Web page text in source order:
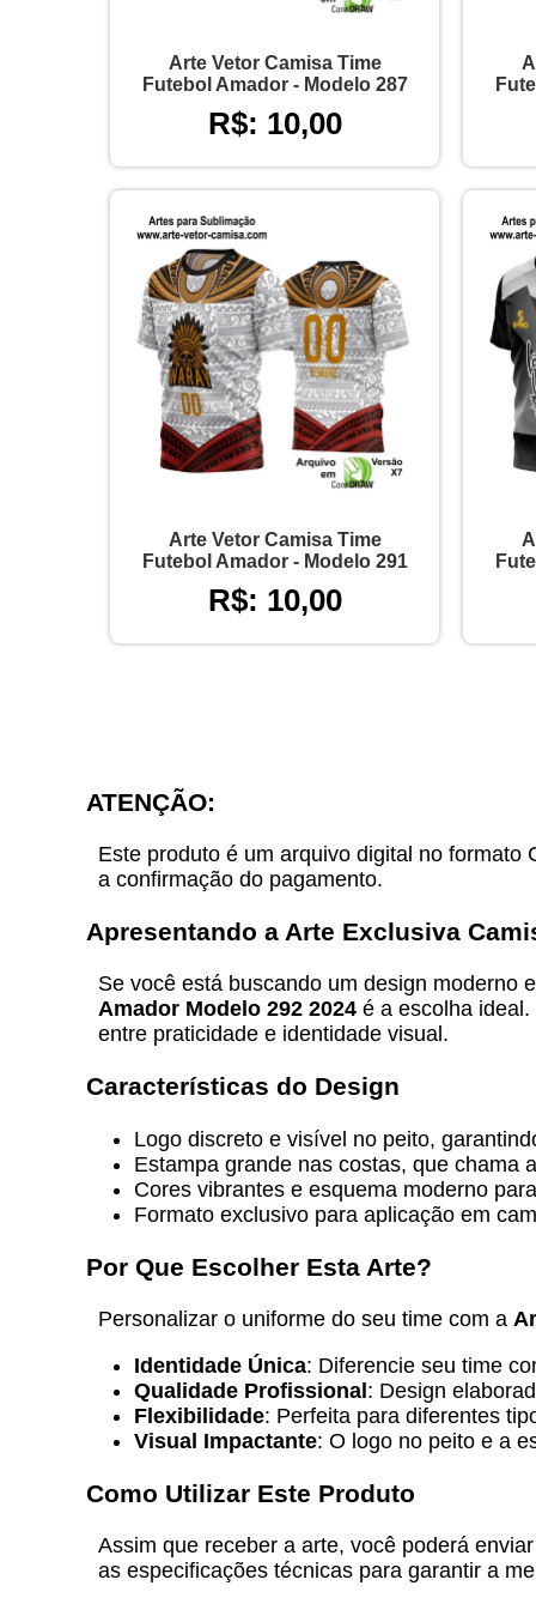
Arte Vetor Camisa Time
Futebol Amador - Modelo 287
R$: 10,00
Arte Vetor Camisa Time
Futebol Amador - Modelo 291
R$: 10,00
ATENÇÃO:
Este produto é um arquivo digital no
a confirmação do pagamento.
Apresentando a Arte Exclusiva
Se você está buscando um design moderno
Amador Modelo 292 2024 é a escolha
entre praticidade e identidade visual.
Características do Design
Logo discreto e visível no peito,
Estampa grande nas costas, que chama
Cores vibrantes e esquema moderno
Formato exclusivo para aplicação em
Por Que Escolher Esta Arte?
Personalizar o uniforme do seu time com a
Identidade Única: Diferencie seu time
Qualidade Profissional: Design
Flexibilidade: Perfeita para diferentes
Visual Impactante: O logo no peito e a
Como Utilizar Este Produto
Assim que receber a arte, você poderá
as especificações técnicas para garantir a